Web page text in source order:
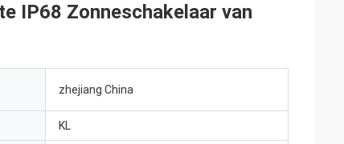
IP68 Zonneschakelaar van
zhejiang China
KL